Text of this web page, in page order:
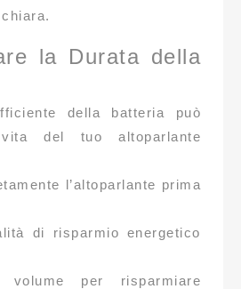
la Durata della
della batteria può
del tuo altoparlante
l’altoparlante prima
di risparmio energetico
per risparmiare